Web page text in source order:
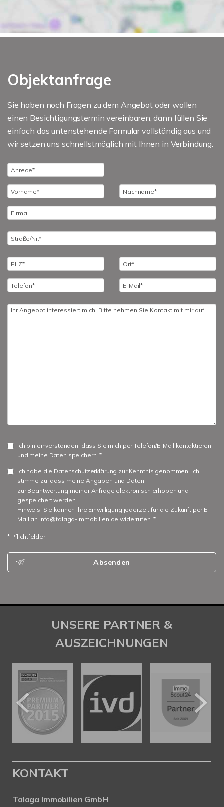
Objektanfrage
Sie haben noch Fragen zu dem Angebot oder wollen
einen Besichtigungstermin vereinbaren, dann füllen Sie
einfach das untenstehende Formular vollständig aus und
wir setzen uns schnellstmöglich mit Ihnen in Verbindung.
Ich bin einverstanden, dass Sie mich per Telefon/E-Mail kontaktieren
und meine Daten speichern. *
Ich habe die Datenschutzerklärung zur Kenntnis genommen. Ich
stimme zu, dass meine Angaben und Daten
zur Beantwortung meiner Anfrage elektronisch erhoben und
gespeichert werden.
Hinweis: Sie können Ihre Einwilligung jederzeit für die Zukunft per E-
Mail an info@talaga-immobilien.de widerrufen. *
* Pflichtfelder
Absenden
UNSERE PARTNER &
AUSZEICHNUNGEN
KONTAKT
Talaga Immobilien GmbH